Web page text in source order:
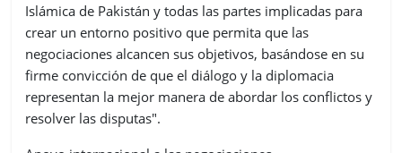
Islámica de Pakistán y todas las partes implicadas para
crear un entorno positivo que permita que las
negociaciones alcancen sus objetivos, basándose en su
firme convicción de que el diálogo y la diplomacia
representan la mejor manera de abordar los conflictos y
resolver las disputas".